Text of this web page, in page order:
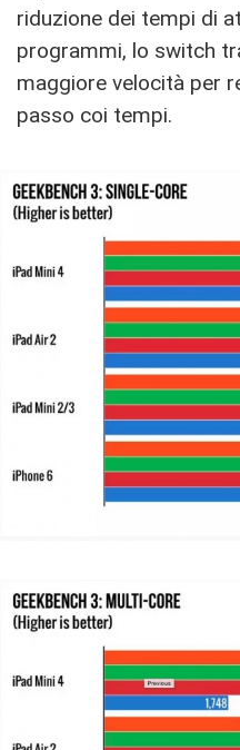
riduzione dei tempi di
programmi, lo switch
maggiore velocità per
passo coi tempi.